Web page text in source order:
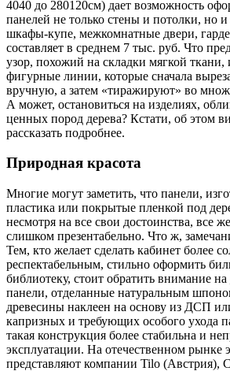
4040 до 280120см) дает возможность
панелей не только стены и потолки, но
шкафы-купе, межкомнатные двери,
составляет в среднем 7 тыс. руб. Что
узор, похожий на складки мягкой
фигурные линии, которые сначала
вручную, а затем «тиражируют» во
А может, остановиться на изделиях,
ценных пород дерева? Кстати, об этом
рассказать подробнее.
Природная красота
Многие могут заметить, что панели,
пластика или покрытые пленкой под
несмотря на все свои достоинства, все
слишком презентабельно. Что ж,
Тем, кто желает сделать кабинет более
респектабельным, стильно оформить
библиотеку, стоит обратить внимание
панели, отделанные натуральным
древесины наклеен на основу из ДСП
капризных и требующих особого ухода
такая конструкция более стабильна и
эксплуатации. На отечественном рынке
представляют компании Tilo (Австрия),